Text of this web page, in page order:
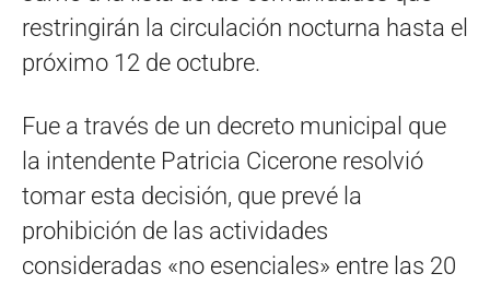
restringirán la circulación nocturna hasta el
próximo 12 de octubre.
Fue a través de un decreto municipal que
la intendente Patricia Cicerone resolvió
tomar esta decisión, que prevé la
prohibición de las actividades
consideradas «no esenciales» entre las 20